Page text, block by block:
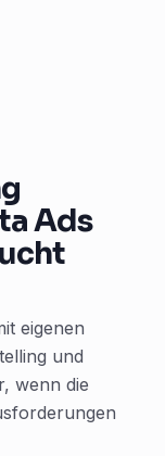
Ads
eigenen
und
wenn die